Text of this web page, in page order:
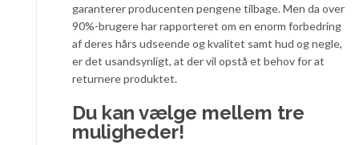
garanterer producenten pengene tilbage. Men da over
90%-brugere har rapporteret om en enorm forbedring
af deres hårs udseende og kvalitet samt hud og negle,
er det usandsynligt, at der vil opstå et behov for at
returnere produktet.
Du kan vælge mellem tre
muligheder!